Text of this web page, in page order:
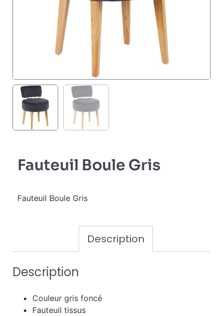
Fauteuil Boule Gris
Fauteuil Boule Gris
Description
Description
Couleur gris foncé
Fauteuil tissus